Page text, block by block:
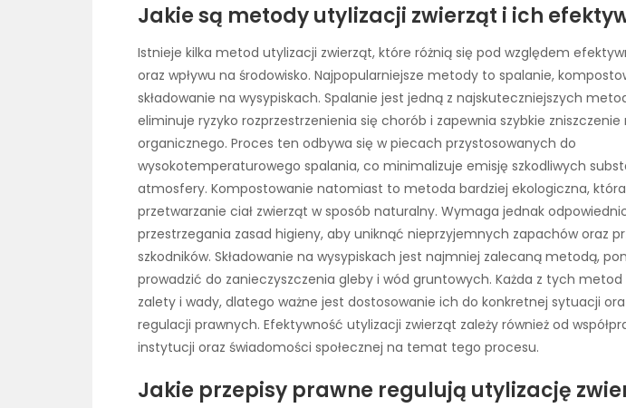
Jakie są metody utylizacji zwierząt i ich
Istnieje kilka metod utylizacji zwierząt, które różnią się pod względem
oraz wpływu na środowisko. Najpopularniejsze metody to spalanie,
składowanie na wysypiskach. Spalanie jest jedną z najskuteczniejszych
eliminuje ryzyko rozprzestrzenienia się chorób i zapewnia szybkie zniszczenie
organicznego. Proces ten odbywa się w piecach przystosowanych do
wysokotemperaturowego spalania, co minimalizuje emisję szkodliwych
atmosfery. Kompostowanie natomiast to metoda bardziej ekologiczna,
przetwarzanie ciał zwierząt w sposób naturalny. Wymaga jednak
przestrzegania zasad higieny, aby uniknąć nieprzyjemnych zapachów oraz
szkodników. Składowanie na wysypiskach jest najmniej zalecaną metodą,
prowadzić do zanieczyszczenia gleby i wód gruntowych. Każda z tych metod
zalety i wady, dlatego ważne jest dostosowanie ich do konkretnej sytuacji
regulacji prawnych. Efektywność utylizacji zwierząt zależy również od
instytucji oraz świadomości społecznej na temat tego procesu.
Jakie przepisy prawne regulują utylizację